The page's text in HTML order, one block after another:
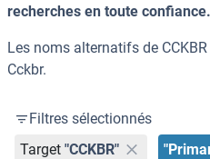
recherches en toute confiance.
Les noms alternatifs de
Cckbr.
Filtres sélectionnés
Target "CCKBR"